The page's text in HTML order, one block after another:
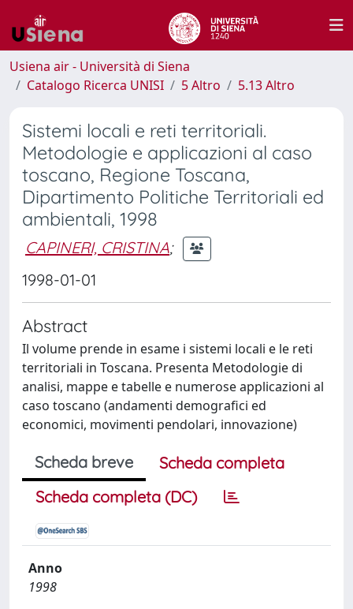
Usiena air - Università di Siena
Catalogo Ricerca UNISI
5 Altro 5.13 Altro
Sistemi locali e reti territoriali.
Metodologie e applicazioni al caso
toscano, Regione Toscana,
Dipartimento Politiche Territoriali ed
ambientali, 1998
CAPINERI, CRISTINA;
1998-01-01
Abstract
Il volume prende in esame i sistemi locali e le reti
territoriali in Toscana. Presenta Metodologie di
analisi, mappe e tabelle e numerose applicazioni al
caso toscano (andamenti demografici ed
economici, movimenti pendolari, innovazione)
Scheda breve
Scheda completa
Scheda completa (DC)
Anno
1998